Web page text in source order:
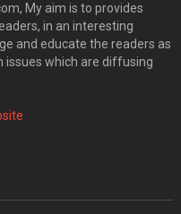
My aim is to provides
in an interesting
and educate the readers as
issues which are diffusing